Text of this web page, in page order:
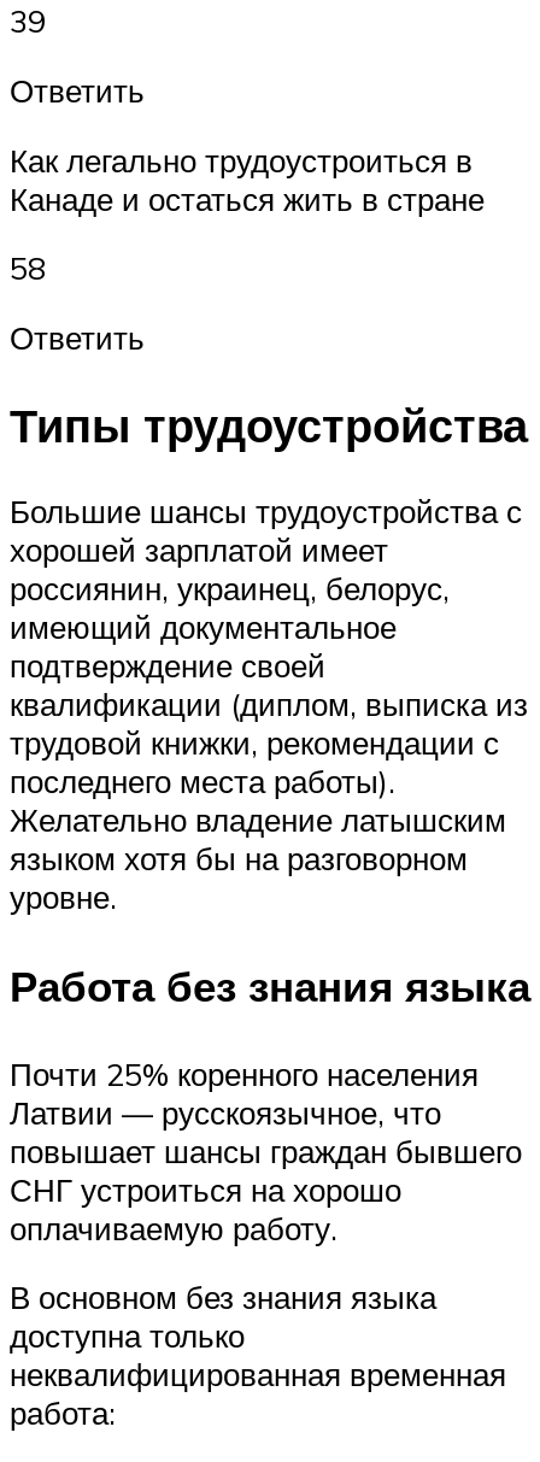
39
Ответить
Как легально трудоустроиться в
Канаде и остаться жить в стране
58
Ответить
Типы трудоустройства
Большие шансы трудоустройства с
хорошей зарплатой имеет
россиянин, украинец, белорус,
имеющий документальное
подтверждение своей
квалификации (диплом, выписка из
трудовой книжки, рекомендации с
последнего места работы).
Желательно владение латышским
языком хотя бы на разговорном
уровне.
Работа без знания языка
Почти 25% коренного населения
Латвии — русскоязычное, что
повышает шансы граждан бывшего
СНГ устроиться на хорошо
оплачиваемую работу.
В основном без знания языка
доступна только
неквалифицированная временная
работа: